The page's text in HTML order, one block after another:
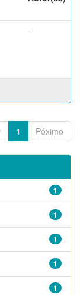
-
1 Póximo
1
1
1
1
1